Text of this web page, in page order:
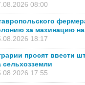
08:00
за махинацию
18:17
просят ввести
сельхозземли
17:55